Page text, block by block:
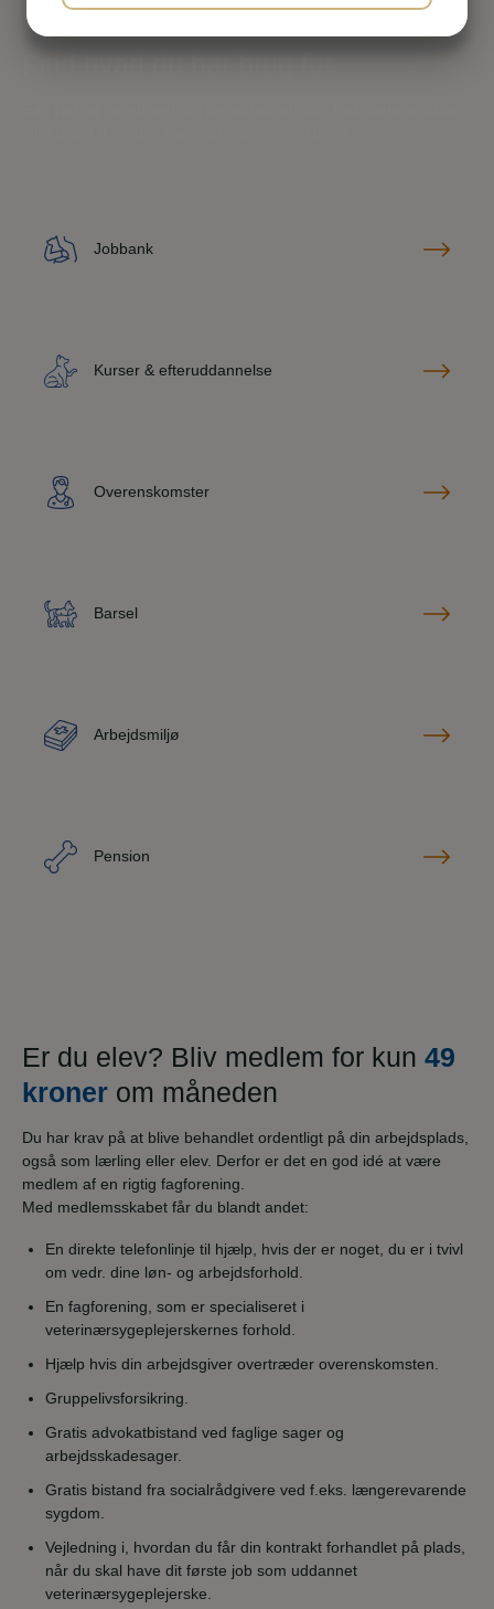
Find hvad du har brug for
Jobbank
Kurser & efteruddannelse
Overenskomster
Barsel
Arbejdsmiljø
Pension
Er du elev? Bliv medlem for kun 49
kroner om måneden
Du har krav på at blive behandlet ordentligt på din arbejdsplads,
også som lærling eller elev. Derfor er det en god idé at være
medlem af en rigtig fagforening.
Med medlemsskabet får du blandt andet:
En direkte telefonlinje til hjælp, hvis der er noget, du er i tvivl
om vedr. dine løn- og arbejdsforhold.
En fagforening, som er specialiseret i
veterinærsygeplejerskernes forhold.
Hjælp hvis din arbejdsgiver overtræder overenskomsten.
Gruppelivsforsikring.
Gratis advokatbistand ved faglige sager og
arbejdsskadesager.
Gratis bistand fra socialrådgivere ved f.eks. længerevarende
sygdom.
Vejledning i, hvordan du får din kontrakt forhandlet på plads,
når du skal have dit første job som uddannet
veterinærsygeplejerske.